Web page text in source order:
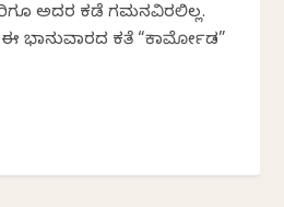
ಅದರ ಕಡೆ ಗಮನವಿರಲಿಲ್ಲ.
ಭಾನುವಾರದ ಕತೆ “ಕಾರ್ಮೋಡ”